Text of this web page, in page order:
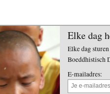
Elke dag
Elke dag
Boeddhistisch
E-mailadres: